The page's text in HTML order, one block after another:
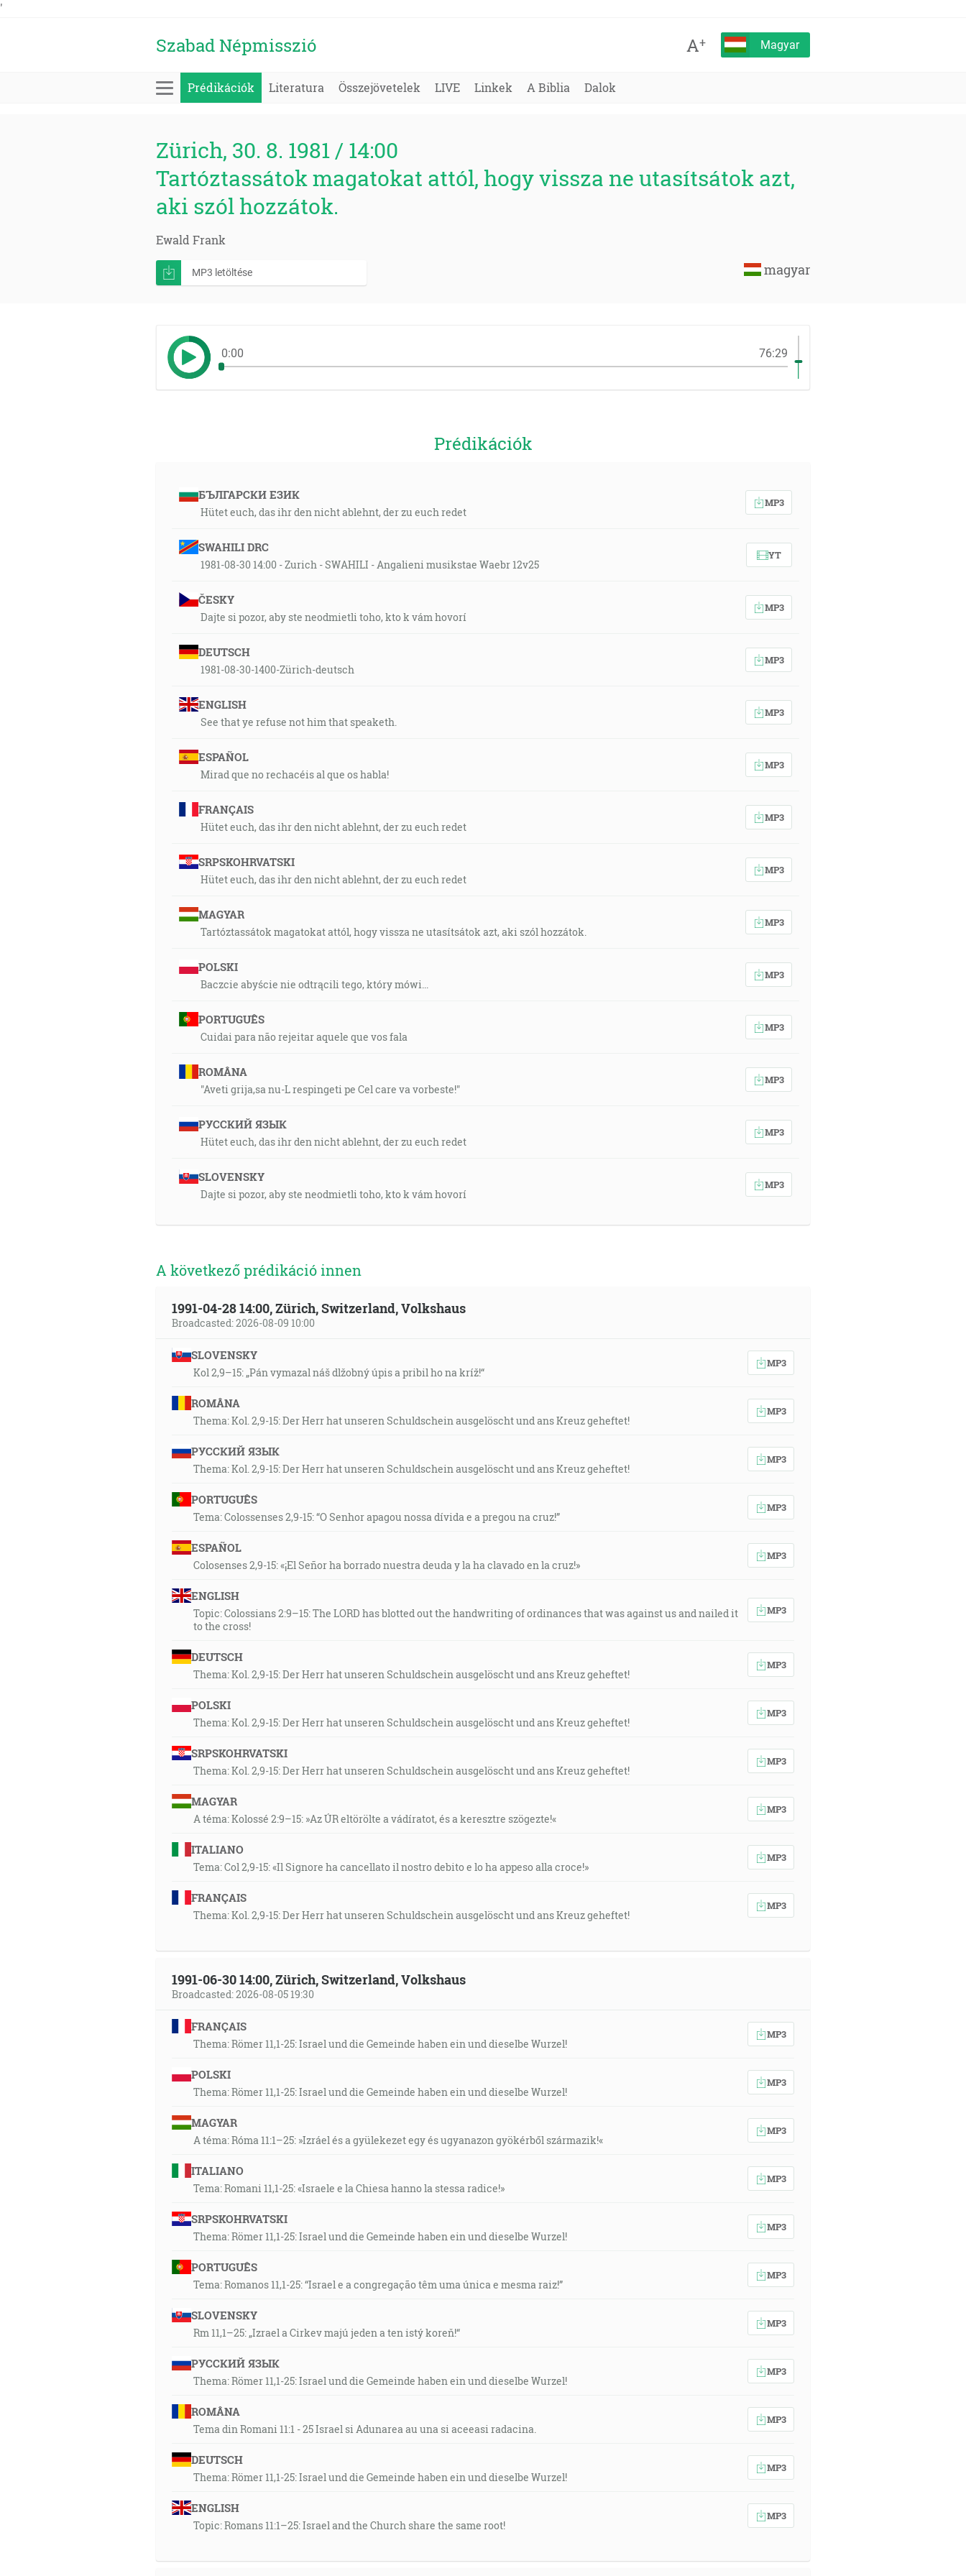
'
Szabad Népmisszió A+ Magyar
Prédikációk Literatura Összejövetelek LIVE Linkek A Biblia Dalok
Zürich, 30. 8. 1981 / 14:00
Tartóztassátok magatokat attól, hogy vissza ne utasítsátok azt,
aki szól hozzátok.
Ewald Frank
magyar
MP3 letöltése
0:00 76:29
Prédikációk
БЪЛГАРСКИ ЕЗИК
Hütet euch, das ihr den nicht ablehnt, der zu euch redet
MP3
SWAHILI DRC
1981-08-30 14:00 - Zurich - SWAHILI - Angalieni musikstae Waebr 12v25
YT
ČESKY
Dajte si pozor, aby ste neodmietli toho, kto k vám hovorí
MP3
DEUTSCH
1981-08-30-1400-Zürich-deutsch
MP3
ENGLISH
See that ye refuse not him that speaketh.
MP3
ESPAÑOL
Mirad que no rechacéis al que os habla!
MP3
FRANÇAIS
Hütet euch, das ihr den nicht ablehnt, der zu euch redet
MP3
SRPSKOHRVATSKI
Hütet euch, das ihr den nicht ablehnt, der zu euch redet
MP3
MAGYAR
Tartóztassátok magatokat attól, hogy vissza ne utasítsátok azt, aki szól hozzátok.
MP3
POLSKI
Baczcie abyście nie odtrącili tego, który mówi...
MP3
PORTUGUÊS
Cuidai para não rejeitar aquele que vos fala
MP3
ROMÂNA
"Aveti grija,sa nu-L respingeti pe Cel care va vorbeste!"
MP3
РУССКИЙ ЯЗЫК
Hütet euch, das ihr den nicht ablehnt, der zu euch redet
MP3
SLOVENSKY
Dajte si pozor, aby ste neodmietli toho, kto k vám hovorí
MP3
A következő prédikáció innen
1991-04-28 14:00, Zürich, Switzerland, Volkshaus
Broadcasted: 2026-08-09 10:00
SLOVENSKY
Kol 2,9–15: „Pán vymazal náš dlžobný úpis a pribil ho na kríž!“
MP3
ROMÂNA
Thema: Kol. 2,9-15: Der Herr hat unseren Schuldschein ausgelöscht und ans Kreuz geheftet!
MP3
РУССКИЙ ЯЗЫК
Thema: Kol. 2,9-15: Der Herr hat unseren Schuldschein ausgelöscht und ans Kreuz geheftet!
MP3
PORTUGUÊS
Tema: Colossenses 2,9-15: “O Senhor apagou nossa dívida e a pregou na cruz!”
MP3
ESPAÑOL
Colosenses 2,9-15: «¡El Señor ha borrado nuestra deuda y la ha clavado en la cruz!»
MP3
ENGLISH
Topic: Colossians 2:9–15: The LORD has blotted out the handwriting of ordinances that was against us and nailed it
to the cross!
MP3
DEUTSCH
Thema: Kol. 2,9-15: Der Herr hat unseren Schuldschein ausgelöscht und ans Kreuz geheftet!
MP3
POLSKI
Thema: Kol. 2,9-15: Der Herr hat unseren Schuldschein ausgelöscht und ans Kreuz geheftet!
MP3
SRPSKOHRVATSKI
Thema: Kol. 2,9-15: Der Herr hat unseren Schuldschein ausgelöscht und ans Kreuz geheftet!
MP3
MAGYAR
A téma: Kolossé 2:9–15: »Az ÚR eltörölte a vádíratot, és a keresztre szögezte!«
MP3
ITALIANO
Tema: Col 2,9-15: «Il Signore ha cancellato il nostro debito e lo ha appeso alla croce!»
MP3
FRANÇAIS
Thema: Kol. 2,9-15: Der Herr hat unseren Schuldschein ausgelöscht und ans Kreuz geheftet!
MP3
1991-06-30 14:00, Zürich, Switzerland, Volkshaus
Broadcasted: 2026-08-05 19:30
FRANÇAIS
Thema: Römer 11,1-25: Israel und die Gemeinde haben ein und dieselbe Wurzel!
MP3
POLSKI
Thema: Römer 11,1-25: Israel und die Gemeinde haben ein und dieselbe Wurzel!
MP3
MAGYAR
A téma: Róma 11:1–25: »Izráel és a gyülekezet egy és ugyanazon gyökérből származik!«
MP3
ITALIANO
Tema: Romani 11,1-25: «Israele e la Chiesa hanno la stessa radice!»
MP3
SRPSKOHRVATSKI
Thema: Römer 11,1-25: Israel und die Gemeinde haben ein und dieselbe Wurzel!
MP3
PORTUGUÊS
Tema: Romanos 11,1-25: “Israel e a congregação têm uma única e mesma raiz!”
MP3
SLOVENSKY
Rm 11,1–25: „Izrael a Cirkev majú jeden a ten istý koreň!“
MP3
РУССКИЙ ЯЗЫК
Thema: Römer 11,1-25: Israel und die Gemeinde haben ein und dieselbe Wurzel!
MP3
ROMÂNA
Tema din Romani 11:1 - 25 Israel si Adunarea au una si aceeasi radacina.
MP3
DEUTSCH
Thema: Römer 11,1-25: Israel und die Gemeinde haben ein und dieselbe Wurzel!
MP3
ENGLISH
Topic: Romans 11:1–25: Israel and the Church share the same root!
MP3